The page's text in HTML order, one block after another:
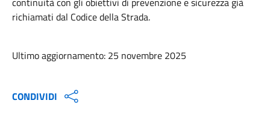
richiamati dal Codice della Strada.
Ultimo aggiornamento: 25 novembre 2025
CONDIVIDI